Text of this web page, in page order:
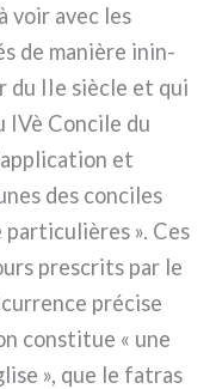
voir avec les
de maniè­re inin­
du IIe siè­cle et qui
IVè Concile du
et
des con­ci­les
». Ces
pre­scri­ts par le
pré­ci­se
con­sti­tue « une
», que le fatras